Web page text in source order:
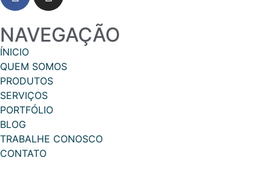
NAVEGAÇÃO
ÍNICIO
QUEM SOMOS
PRODUTOS
SERVIÇOS
PORTFÓLIO
BLOG
TRABALHE CONOSCO
CONTATO